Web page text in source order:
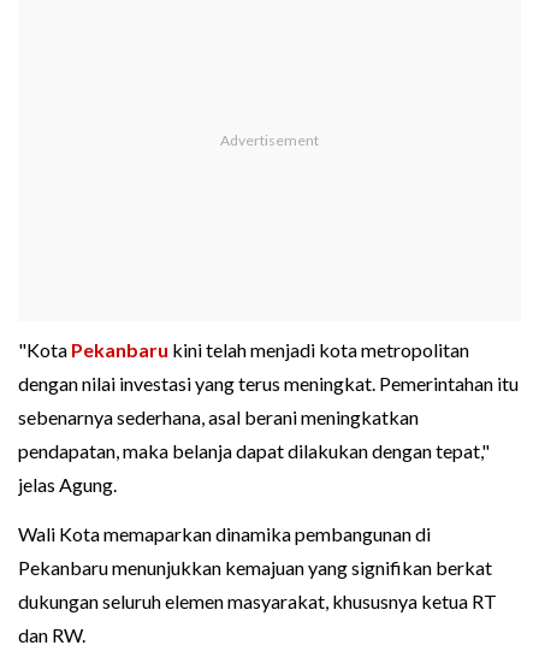
"Kota Pekanbaru kini telah menjadi kota metropolitan
dengan nilai investasi yang terus meningkat. Pemerintahan itu
sebenarnya sederhana, asal berani meningkatkan
pendapatan, maka belanja dapat dilakukan dengan tepat,"
jelas Agung.
Wali Kota memaparkan dinamika pembangunan di
Pekanbaru menunjukkan kemajuan yang signifikan berkat
dukungan seluruh elemen masyarakat, khususnya ketua RT
dan RW.